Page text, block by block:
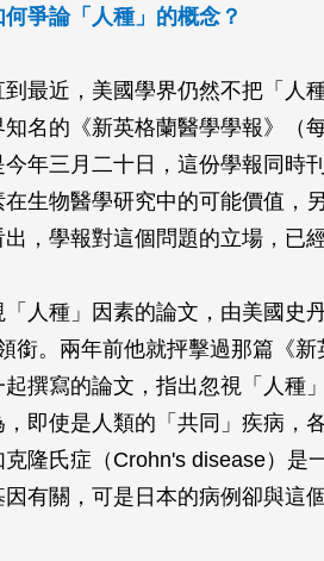
爭論「人種」的概念？
到最近，美國學界仍然不把「人
知名的《新英格蘭醫學學報》（
年三月二十日，這份學報同時
在生物醫學研究中的可能價值，
，學報對這個問題的立場，已
「人種」因素的論文，由美國史
銜。兩年前他就抨擊過那篇《
撰寫的論文，指出忽視「人種
，即使是人類的「共同」疾病，
克隆氏症（Crohn's disease）是
有關，可是日本的病例卻與這